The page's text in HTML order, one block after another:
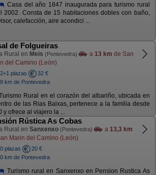
Casa del año 1847 inaugurada para turismo rural
2002. Consta de 15 habitaciones dobles con baño,
calefacción, aire acondici ...
de Folgueiras
Rural en Meis (Pontevedra) a 13 km de San
del Camino (León)
plazas
32 €
km de Pontevedra
Rural en el corazón del albariño, ubicada en
de las Rias Baixas, pertenece a la familia desde
y ofrece al viajero la ...
Rústica As Cobas
Rural en Sanxenxo (Pontevedra) a 13,3 km
Marin del Camino (León)
plazas
20 €
km de Pontevedra
Turismo rural en Sanxenxo en Pension Rustica As